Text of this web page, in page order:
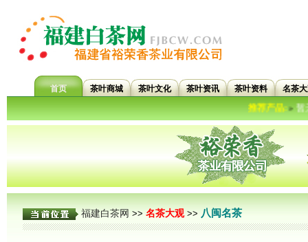
首页 茶叶商城 茶叶文化 茶叶资讯 茶叶资料 名茶
推荐产品:»暂无
福建白茶网 >> 名茶大观>> 八闽名茶